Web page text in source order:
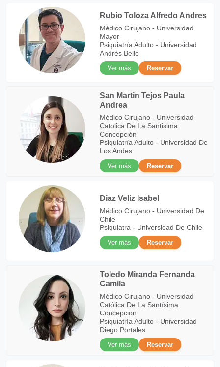
Rubio Toloza Alfredo Andres
Médico Cirujano - Universidad
Mayor
Psiquiatría Adulto - Universidad
Andrés Bello
Ver más
Reservar
San Martin Tejos Paula
Andrea
Médico Cirujano - Universidad
Catolica De La Santisima
Concepción
Psiquiatría Adulto - Universidad De
Los Andes
Ver más
Reservar
Diaz Veliz Isabel
Médico Cirujano - Universidad De
Chile
Psiquiatra - Universidad De Chile
Ver más
Reservar
Toledo Miranda Fernanda
Camila
Médico Cirujano - Universidad
Católica De La Santísima
Concepción
Psiquiatría Adulto - Universidad
Diego Portales
Ver más
Reservar